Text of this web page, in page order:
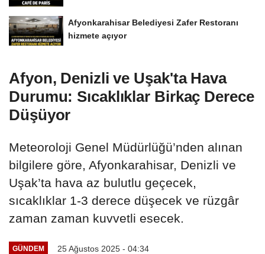
Afyonkarahisar Belediyesi Zafer Restoranı
hizmete açıyor
Afyon, Denizli ve Uşak'ta Hava
Durumu: Sıcaklıklar Birkaç Derece
Düşüyor
Meteoroloji Genel Müdürlüğü’nden alınan
bilgilere göre, Afyonkarahisar, Denizli ve
Uşak’ta hava az bulutlu geçecek,
sıcaklıklar 1-3 derece düşecek ve rüzgâr
zaman zaman kuvvetli esecek.
GÜNDEM 25 Ağustos 2025 - 04:34